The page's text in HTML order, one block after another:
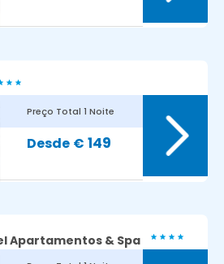
clientes:8.7
Preço Total 1 Noite
€ 149
Apartamentos & Spa